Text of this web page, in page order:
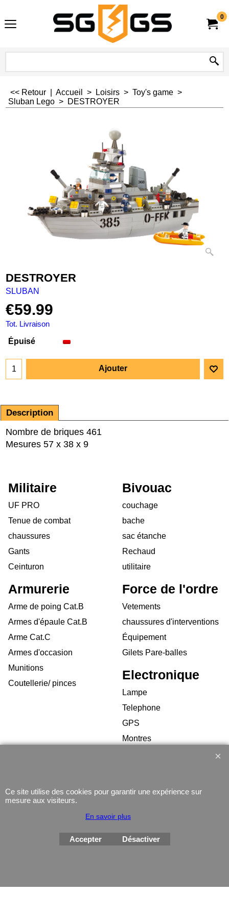
0
<< Retour Accueil > Loisirs > Toy's game >
Sluban Lego > DESTROYER
DESTROYER
SLUBAN
€59.99
Tot. Livraison
Épuisé
Ajouter
Description
Nombre de briques 461
Mesures 57 x 38 x 9
Militaire
UF PRO
Tenue de combat
chaussures
Gants
Ceinturon
Bivouac
couchage
bache
sac étanche
Rechaud
utilitaire
Armurerie
Arme de poing Cat.B
Armes d'épaule Cat.B
Arme Cat.C
Armes d'occasion
Munitions
Coutellerie/ pinces
Force de l'ordre
Vetements
chaussures d'interventions
Équipement
Gilets Pare-balles
Electronique
Lampe
Telephone
GPS
Montres
avec le logiciel
eCommerce ShopFactory
Ce site utilise des cookies pour garantir une expérience sur
mesure aux visiteurs.
En savoir plus
Accepter Désactiver